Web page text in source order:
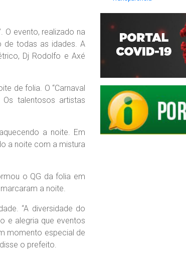
O evento, realizado na
de todas as idades. A
Dj Rodolfo e Axé
de folia. O “Carnaval
talentosos artistas
a noite. Em
a noite com a mistura
o QG da folia em
a noite.
“A diversidade do
e alegria que eventos
momento especial de
o prefeito.